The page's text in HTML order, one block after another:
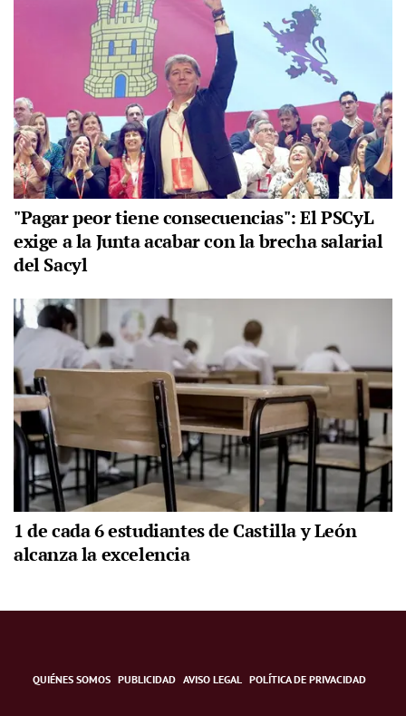
"Pagar peor tiene consecuencias": El PSCyL
exige a la Junta acabar con la brecha salarial
del Sacyl
1 de cada 6 estudiantes de Castilla y León
alcanza la excelencia
QUIÉNES SOMOS PUBLICIDAD AVISO LEGAL POLÍTICA DE PRIVACIDAD